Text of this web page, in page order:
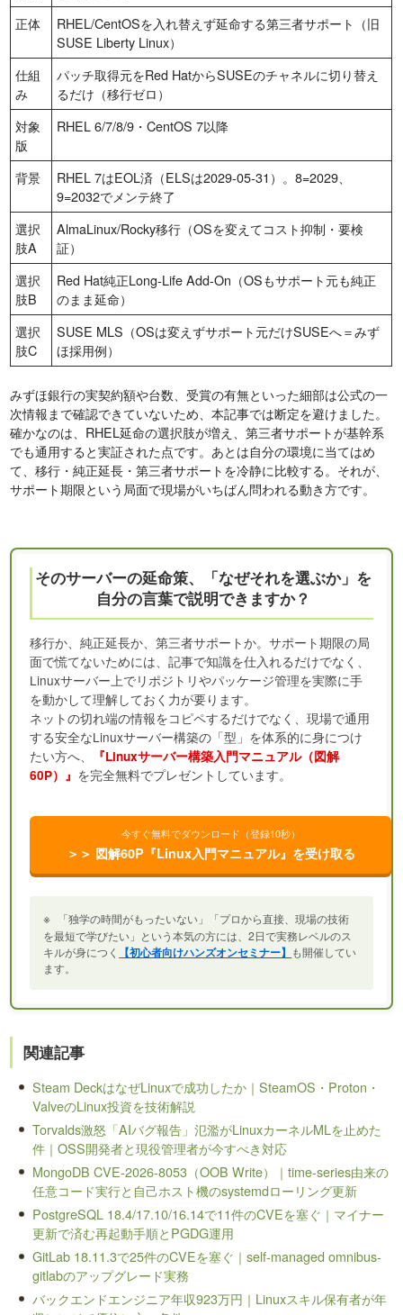
正体
RHEL/CentOSを入れ替えず延命する第三者サポート（旧
SUSE Liberty Linux）
仕組
み
パッチ取得元をRed HatからSUSEのチャネルに切り替え
るだけ（移行ゼロ）
対象
版
RHEL 6/7/8/9・CentOS 7以降
背景
RHEL 7はEOL済（ELSは2029-05-31）。8=2029、
9=2032でメンテ終了
選択
肢A
AlmaLinux/Rocky移行（OSを変えてコスト抑制・要検
証）
選択
肢B
Red Hat純正Long-Life Add-On（OSもサポート元も純正
のまま延命）
選択
肢C
SUSE MLS（OSは変えずサポート元だけSUSEへ＝みず
ほ採用例）
みずほ銀行の実契約額や台数、受賞の有無といった細部は公式の一
次情報まで確認できていないため、本記事では断定を避けました。
確かなのは、RHEL延命の選択肢が増え、第三者サポートが基幹系
でも通用すると実証された点です。あとは自分の環境に当てはめ
て、移行・純正延長・第三者サポートを冷静に比較する。それが、
サポート期限という局面で現場がいちばん問われる動き方です。
そのサーバーの延命策、「なぜそれを選ぶか」を
自分の言葉で説明できますか？
移行か、純正延長か、第三者サポートか。サポート期限の局
面で慌てないためには、記事で知識を仕入れるだけでなく、
Linuxサーバー上でリポジトリやパッケージ管理を実際に手
を動かして理解しておく力が要ります。
ネットの切れ端の情報をコピペするだけでなく、現場で通用
する安全なLinuxサーバー構築の「型」を体系的に身につけ
たい方へ、
『Linuxサーバー構築入門マニュアル（図解
60P）』 を完全無料でプレゼントしています。
今すぐ無料でダウンロード（登録10秒）
＞＞ 図解60P『Linux入門マニュアル』を受け取る
※
「独学の時間がもったいない」「プロから直接、現場の技術
を最短で学びたい」という本気の方には、2日で実務レベルのス
キルが身につく
【初心者向けハンズオンセミナー】 も開催してい
ます。
関連記事
Steam DeckはなぜLinuxで成功したか｜SteamOS・Proton・
ValveのLinux投資を技術解説
Torvalds激怒「AIバグ報告」氾濫がLinuxカーネルMLを止めた
件｜OSS開発者と現役管理者が今すべき対応
MongoDB CVE-2026-8053（OOB Write）｜time-series由来の
任意コード実行と自己ホスト機のsystemdローリング更新
PostgreSQL 18.4/17.10/16.14で11件のCVEを塞ぐ｜マイナー
更新で済む再起動手順とPGDG運用
GitLab 18.11.3で25件のCVEを塞ぐ｜self-managed omnibus-
gitlabのアップグレード実務
バックエンドエンジニア年収923万円｜Linuxスキル保有者が年